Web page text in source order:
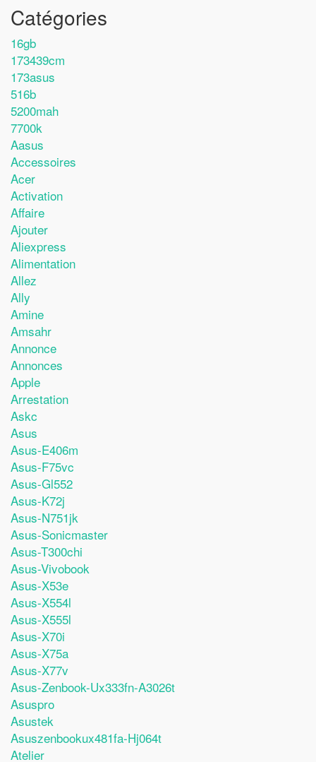
Catégories
16gb
173439cm
173asus
516b
5200mah
7700k
Aasus
Accessoires
Acer
Activation
Affaire
Ajouter
Aliexpress
Alimentation
Allez
Ally
Amine
Amsahr
Annonce
Annonces
Apple
Arrestation
Askc
Asus
Asus-E406m
Asus-F75vc
Asus-Gl552
Asus-K72j
Asus-N751jk
Asus-Sonicmaster
Asus-T300chi
Asus-Vivobook
Asus-X53e
Asus-X554l
Asus-X555l
Asus-X70i
Asus-X75a
Asus-X77v
Asus-Zenbook-Ux333fn-A3026t
Asuspro
Asustek
Asuszenbookux481fa-Hj064t
Atelier